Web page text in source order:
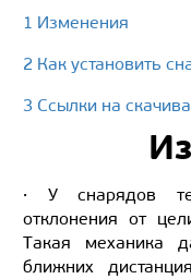
1 Изменения
2 Как установить
3 Ссылки на
· У снарядов
отклонения от
Такая механика
ближних